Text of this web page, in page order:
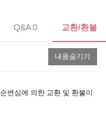
Q&A 0 교환/환불
내용숨기기
변심에 의한 교환 및 환불이